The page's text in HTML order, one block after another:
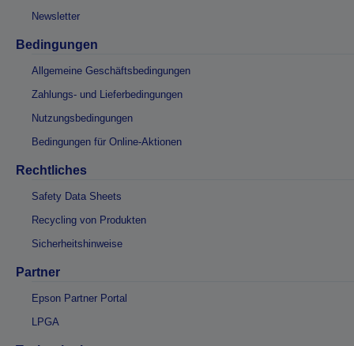
Newsletter
Bedingungen
Allgemeine Geschäftsbedingungen
Zahlungs- und Lieferbedingungen
Nutzungsbedingungen
Bedingungen für Online-Aktionen
Rechtliches
Safety Data Sheets
Recycling von Produkten
Sicherheitshinweise
Partner
Epson Partner Portal
LPGA